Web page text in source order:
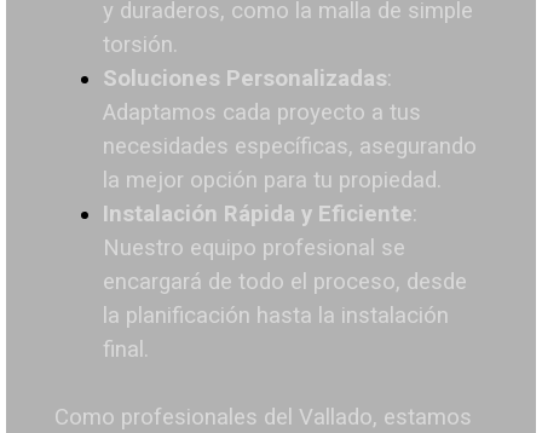
y duraderos, como la malla de simple
torsión.
Soluciones Personalizadas:
Adaptamos cada proyecto a tus
necesidades específicas, asegurando
la mejor opción para tu propiedad.
Instalación Rápida y Eficiente:
Nuestro equipo profesional se
encargará de todo el proceso, desde
la planificación hasta la instalación
final.
Como profesionales del Vallado, estamos